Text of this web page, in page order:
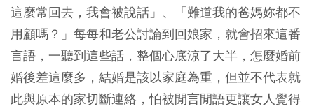
這麼常回去，我會被說話」、「難道我的爸媽妳都不
用顧嗎？」每每和老公討論到回娘家，就會招來這番
言語，一聽到這些話，整個心底涼了大半，怎麼婚前
婚後差這麼多，結婚是該以家庭為重，但並不代表就
此與原本的家切斷連絡，怕被閒言閒語更讓女人覺得